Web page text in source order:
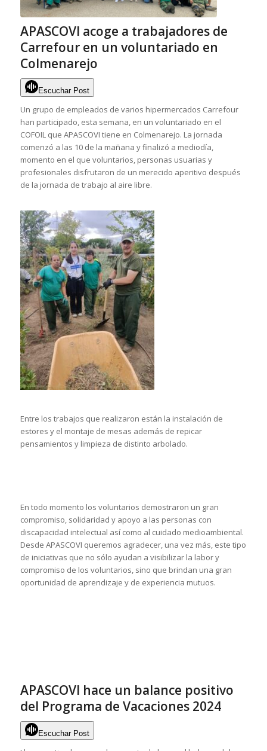
APASCOVI acoge a trabajadores de
Carrefour en un voluntariado en
Colmenarejo
Escuchar Post
Un grupo de empleados de varios hipermercados Carrefour
han participado, esta semana, en un voluntariado en el
COFOIL que APASCOVI tiene en Colmenarejo. La jornada
comenzó a las 10 de la mañana y finalizó a mediodía,
momento en el que voluntarios, personas usuarias y
profesionales disfrutaron de un merecido aperitivo después
de la jornada de trabajo al aire libre.
Entre los trabajos que realizaron están la instalación de
estores y el montaje de mesas además de repicar
pensamientos y limpieza de distinto arbolado.
En todo momento los voluntarios demostraron un gran
compromiso, solidaridad y apoyo a las personas con
discapacidad intelectual así como al cuidado medioambiental.
Desde APASCOVI queremos agradecer, una vez más, este tipo
de iniciativas que no sólo ayudan a visibilizar la labor y
compromiso de los voluntarios, sino que brindan una gran
oportunidad de aprendizaje y de experiencia mutuos.
APASCOVI hace un balance positivo
del Programa de Vacaciones 2024
Escuchar Post